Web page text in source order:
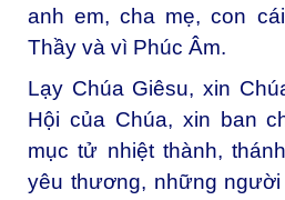
anh em, cha mẹ, con
Thầy và vì Phúc Âm.
Lạy Chúa Giêsu, xin
Hội của Chúa, xin ban
mục tử nhiệt thành,
yêu thương, những